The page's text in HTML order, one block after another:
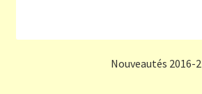
Nouveautés 2016-2